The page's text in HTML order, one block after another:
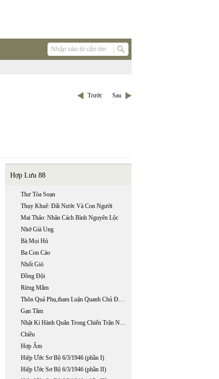
Trước Sau
Hợp Lưu 88
Thư Tòa Soạn
Thụy Khuê: Đất Nước Và Con Người
Mai Thảo: Nhân Cách Bình Nguyên Lộc
Nhớ Già Ung
Bà Mọi Hú
Ba Con Cáo
Nhốt Gió
Đồng Đội
Rừng Mắm
Thôn Quả Phụ,tham Luận Quanh Chủ Đề "x"
Gạn Tâm
Nhật Kí Hành Quân Trong Chiến Trận Nguyễn -tây Sơn
Chiều
Hợp Âm
Hiệp Ước Sơ Bộ 6/3/1946 (phần I)
Hiệp Ước Sơ Bộ 6/3/1946 (phần II)